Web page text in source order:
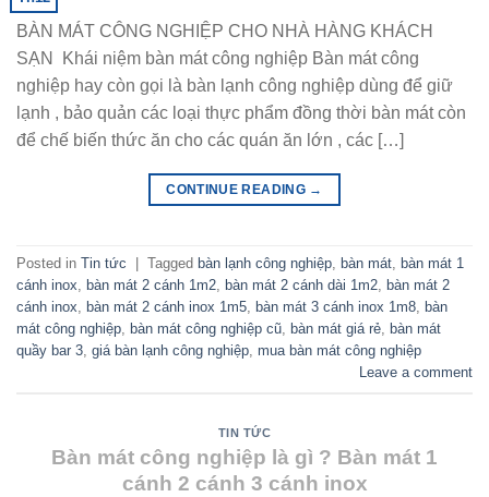
BÀN MÁT CÔNG NGHIỆP CHO NHÀ HÀNG KHÁCH
SẠN Khái niệm bàn mát công nghiệp Bàn mát công
nghiệp hay còn gọi là bàn lạnh công nghiệp dùng để giữ
lạnh , bảo quản các loại thực phẩm đồng thời bàn mát còn
để chế biến thức ăn cho các quán ăn lớn , các […]
CONTINUE READING →
Posted in Tin tức Tagged bàn lạnh công nghiệp bàn mát
bàn mát 1
cánh inox
bàn mát 2 cánh 1m2 bàn mát 2 cánh dài 1m2
bàn mát 2
cánh inox
bàn mát 2 cánh inox 1m5 bàn mát 3 cánh inox 1m8
bàn
mát công nghiệp
bàn mát công nghiệp cũ bàn mát giá rẻ
bàn mát
quầy bar 3 giá bàn lạnh công nghiệp mua bàn mát công nghiệp
Leave a comment
TIN TỨC
Bàn mát công nghiệp là gì ? Bàn mát 1
cánh 2 cánh 3 cánh inox